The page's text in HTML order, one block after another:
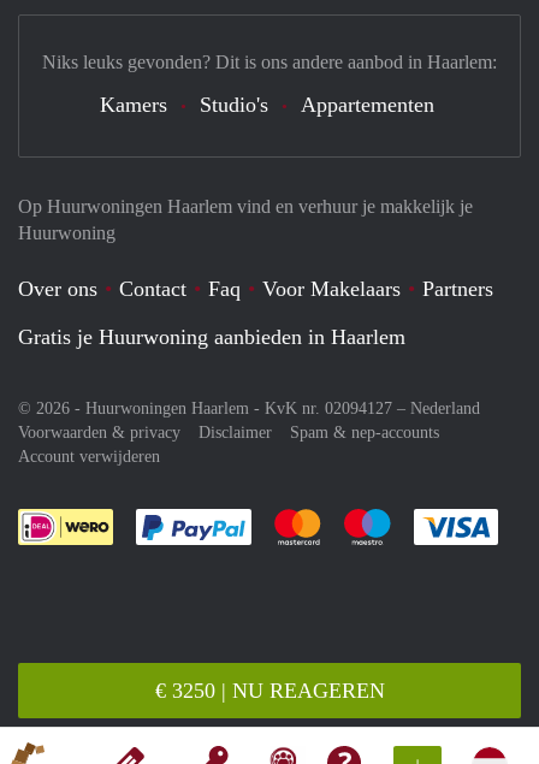
€ 3250 | NU REAGEREN
Op Huurwoningen Haarlem vind en verhuur je makkelijk je
Huurwoning
Over ons Contact Faq Voor Makelaars
Partners
Gratis je Huurwoning aanbieden in Haarlem
© 2026 - Huurwoningen Haarlem - KvK nr. 02094127 – Nederland
Voorwaarden & privacy
Disclaimer
Spam & nep-accounts
Account verwijderen
Je rekent gemakkelijk af met Paypal
Je rekent gemakkelijk af met
Je rekent
Niks leuks gevonden? Dit is ons andere aanbod in Haarlem:
Kamers Studio's Appartementen